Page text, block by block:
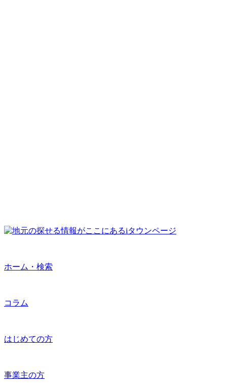
ホーム・検索
コラム
はじめての方
事業主の方